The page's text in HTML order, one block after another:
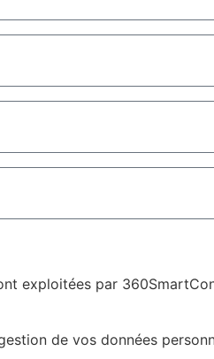
exploitées par
de vos données